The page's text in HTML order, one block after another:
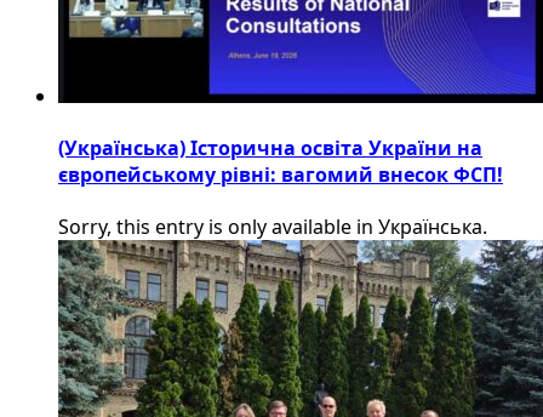
(Українська) Історична освіта України на
європейському рівні: вагомий внесок ФСП!
Sorry, this entry is only available in Українська.